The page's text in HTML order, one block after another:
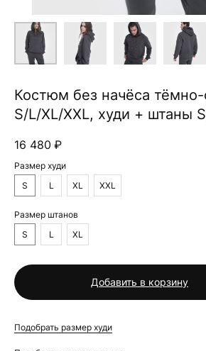
Костюм без начёса
S/L/XL/XXL, худи + штаны
16 480 ₽
Размер худи
S
L XL XXL
Размер штанов
S
L XL
Добавить в корзину
Подобрать размер худи